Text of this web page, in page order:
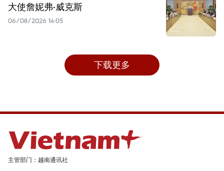
大使詹妮弗·威克斯
06/08/2026 14:05
下载更多
主管部门：越南通讯社